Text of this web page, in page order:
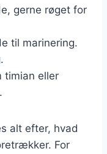
gerne røget for
til marinering.
timian eller
alt efter, hvad
For